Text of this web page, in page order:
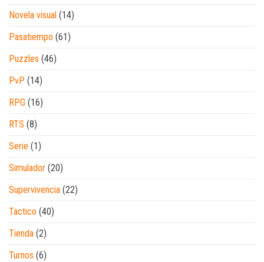
Novela visual (14)
Pasatiempo (61)
Puzzles (46)
PvP (14)
RPG (16)
RTS (8)
Serie (1)
Simulador (20)
Supervivencia (22)
Tactico (40)
Tienda (2)
Turnos (6)